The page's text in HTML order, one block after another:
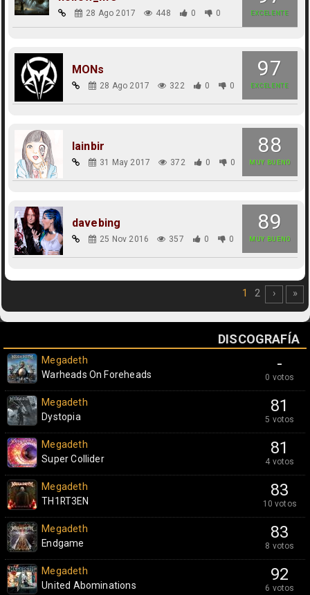
EXCELENTE
28 Ago 2017 448 0 0
97
EXCELENTE
MONs
28 Ago 2017 322 0 0
88
MUY BUENO
lainbir
31 May 2017 372 0 0
89
MUY BUENO
davebing
25 Nov 2016 357 0 0
1 2 › »
DISCOGRAFÍA
-
0 votos
Megadeth
Warheads On Foreheads
81
5 votos
Megadeth
Dystopia
81
4 votos
Megadeth
Super Collider
83
10 votos
Megadeth
TH1RT3EN
83
8 votos
Megadeth
Endgame
92
6 votos
Megadeth
United Abominations